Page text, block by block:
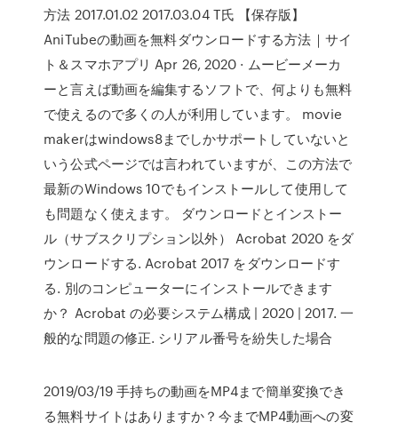
方法 2017.01.02 2017.03.04 T氏 【保存版】
AniTubeの動画を無料ダウンロードする方法｜サイ
ト＆スマホアプリ Apr 26, 2020 · ムービーメーカ
ーと言えば動画を編集するソフトで、何よりも無料
で使えるので多くの人が利用しています。 movie
makerはwindows8までしかサポートしていないと
いう公式ページでは言われていますが、この方法で
最新のWindows 10でもインストールして使用して
も問題なく使えます。 ダウンロードとインストー
ル（サブスクリプション以外） Acrobat 2020 をダ
ウンロードする. Acrobat 2017 をダウンロードす
る. 別のコンピューターにインストールできます
か？ Acrobat の必要システム構成 | 2020 | 2017. 一
般的な問題の修正. シリアル番号を紛失した場合
2019/03/19 手持ちの動画をMP4まで簡単変換でき
る無料サイトはありますか？今までMP4動画への変